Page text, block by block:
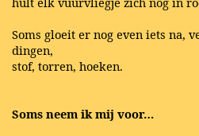
Soms gloeit er nog even iets na,
dingen,
stof, torren, hoeken.
Soms neem ik mij voor…